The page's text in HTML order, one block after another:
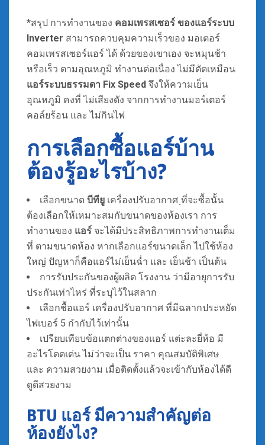
*สรุป การทำงานของ คอมเพรสเซอร์ ของแอร์ระบบ
Inverter สามารถควบคุมความเร็วของ มอเตอร์
คอมเพรสเซอร์แอร์ ได้ ด้วยของเขาเอง จะหมุนช้า
หรือเร็ว ตามอุณหภูมิ ทำงานต่อเนื่อง ไม่มีตัดเหมือน
แอร์ระบบธรรมดา Fix Speed จึงให้ความเย็น
อุณหภูมิ คงที่ ไม่เสียงดัง จากการทำงานมอร์เตอร์
คอล์ยร้อน และ ไม่กินไฟ
การเลือกซื้อแอร์บ้าน
ต้องรู้อะไรบ้าง?
เลือกขนาด บีทียู เครื่องปรับอากาศ ฺที่จะซื้อนั้น
ต้องเลือกให้เหมาะสมกับขนาดของห้องเรา การ
ทำงานของ แอร์ จะได้มีประสิทธิภาพการทำงานเต็ม
ที่ ตามขนาดห้อง หากเลือกแอร์ขนาดเล็ก ไปใช้ห้อง
ใหญ่ ปัญหาก็คือแอร์ไม่เย็นฉ่ำ และ เย็นช้า เป็นต้น
การรับประกันของผู้ผลิต โรงงาน ว่ามีอายุการรับ
ประกันเท่าไหร่ ที่ระบุไว้ในสลาก
เลือกชื้อแอร์ เครื่องปรับอากาศ ที่มีฉลากประหยัด
ไฟเบอร์ 5 กำกับไว้เท่านั้น
เปรียบเทียบข้อแตกต่างของแอร์ แต่ะละยี่ห้อ มี
อะไรโดดเด่น ไม่ว่าจะเป็น ราคา คุณสมบัติพิเศษ
และ ความสวยงาม เมื่อติดตั้งแล้วจะเข้ากับห้องได้ดี
ดูดีสวยงาม
BTU แอร์ มีความสำคัญต่อ
ห้องยังไง?